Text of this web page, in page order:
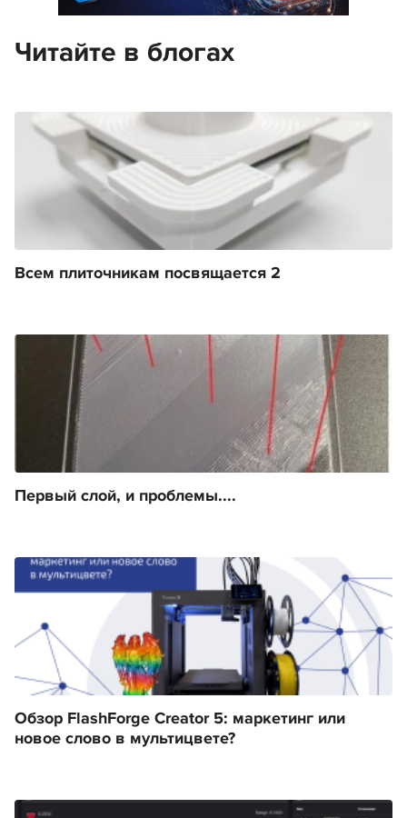
Читайте в блогах
Всем плиточникам посвящается 2
Первый слой, и проблемы....
Обзор FlashForge Creator 5: маркетинг или
новое слово в мультицвете?